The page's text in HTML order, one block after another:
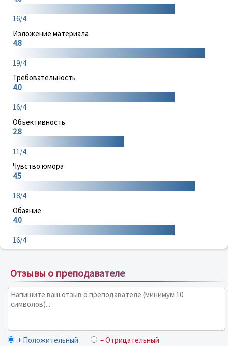
16/4
Изложение материала
4.8
19/4
Требовательность
4.0
16/4
Объективность
2.8
11/4
Чувство юмора
4.5
18/4
Обаяние
4.0
16/4
Отзывы о преподавателе
+ Положительный – Отрицательный